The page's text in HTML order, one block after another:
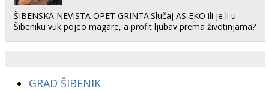
ŠIBENSKA NEVISTA OPET GRINTA:Slučaj AS EKO ili je li u
Šibeniku vuk pojeo magare, a profit ljubav prema životinjama?
GRAD ŠIBENIK